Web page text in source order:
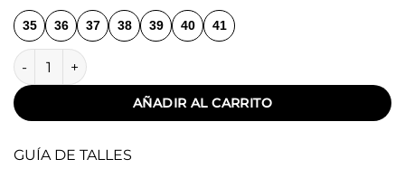
35 36 37 38 39 40 41
Tina Black cantidad
AÑADIR AL CARRITO
GUÍA DE TALLES